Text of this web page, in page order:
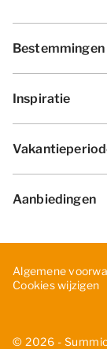
Bestemmingen
Inspiratie
Aanbiedingen
© 2026 -
Algemene
Cookies wijzigen